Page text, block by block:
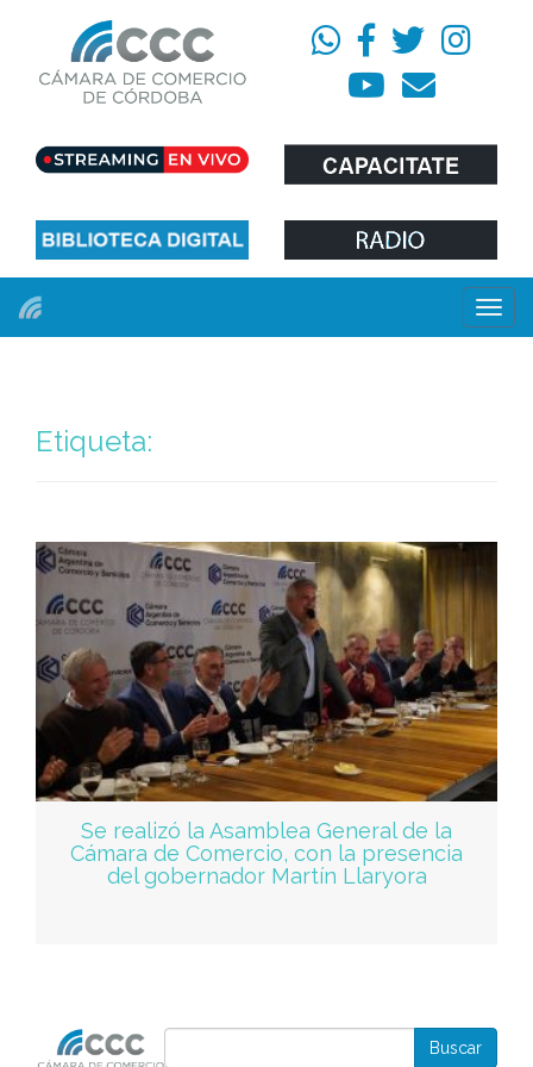
Menú
Etiqueta:
Se realizó la Asamblea General de la
Cámara de Comercio, con la presencia
del gobernador Martín Llaryora